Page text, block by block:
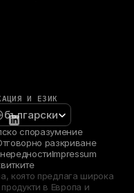
И ЕЗИК
Language
български
споразумение
разкриване
Impressum
която предлага широка
в Европа и